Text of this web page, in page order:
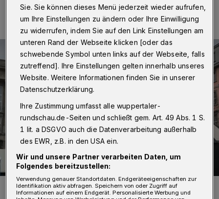
Die Zelte werden abgebaut.
Foto: ISG / Helbig
Sie. Sie können dieses Menü jederzeit wieder aufrufen,
um Ihre Einstellungen zu ändern oder Ihre Einwilligung
zu widerrufen, indem Sie auf den Link Einstellungen am
unteren Rand der Webseite klicken [oder das
schwebende Symbol unten links auf der Webseite, falls
zutreffend]. Ihre Einstellungen gelten innerhalb unseres
Website. Weitere Informationen finden Sie in unserer
Datenschutzerklärung.
Ihre Zustimmung umfasst alle wuppertaler-
rundschau.de-Seiten und schließt gem. Art. 49 Abs. 1 S.
1 lit. a DSGVO auch die Datenverarbeitung außerhalb
des EWR, z.B. in den USA ein.
Wir und unsere Partner verarbeiten Daten, um
Folgendes bereitzustellen:
Verwendung genauer Standortdaten. Endgeräteeigenschaften zur
Identifikation aktiv abfragen. Speichern von oder Zugriff auf
Informationen auf einem Endgerät. Personalisierte Werbung und